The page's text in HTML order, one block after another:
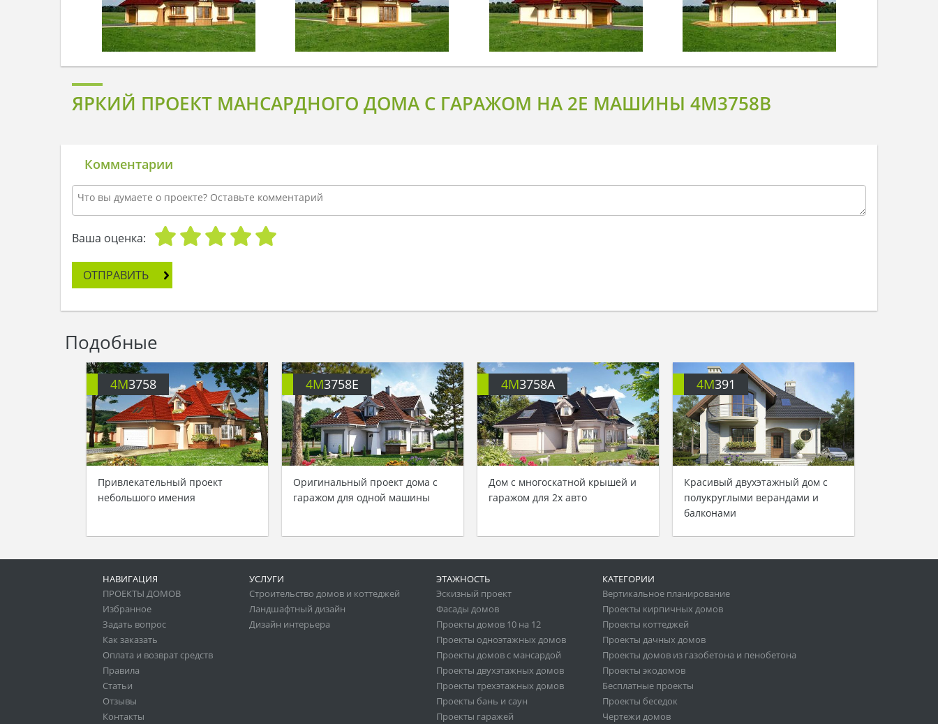
ЯРКИЙ ПРОЕКТ МАНСАРДНОГО ДОМА С ГАРАЖОМ НА 2Е МАШИНЫ 4M3758B
Комментарии
Ваша оценка:
ОТПРАВИТЬ
Подобные
4M3758
Привлекательный проект
небольшого имения
4M3758E
Оригинальный проект дома с
гаражом для одной машины
4M3758A
Дом с многоскатной крышей и
гаражом для 2х авто
4M391
Красивый двухэтажный дом с
полукруглыми верандами и
балконами
НАВИГАЦИЯ
ПРОЕКТЫ ДОМОВ
Избранное
Задать вопрос
Как заказать
Оплата и возврат средств
Правила
Статьи
Отзывы
Контакты
УСЛУГИ
Строительство домов и коттеджей
Ландшафтный дизайн
Дизайн интерьера
ЭТАЖНОСТЬ
Эскизный проект
Фасады домов
Проекты домов 10 на 12
Проекты одноэтажных домов
Проекты домов с мансардой
Проекты двухэтажных домов
Проекты трехэтажных домов
Проекты бань и саун
Проекты гаражей
КАТЕГОРИИ
Вертикальное планирование
Проекты кирпичных домов
Проекты коттеджей
Проекты дачных домов
Проекты домов из газобетона и пенобетона
Проекты экодомов
Бесплатные проекты
Проекты беседок
Чертежи домов